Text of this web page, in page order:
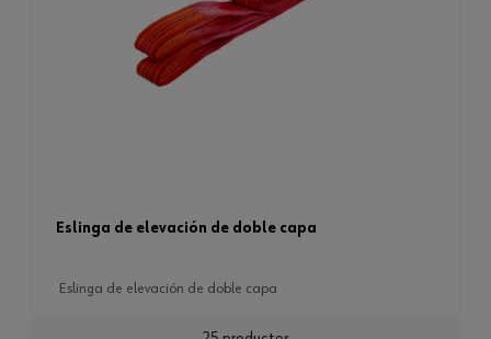
eslinga de elevación de doble capa
eslinga de elevación de doble capa